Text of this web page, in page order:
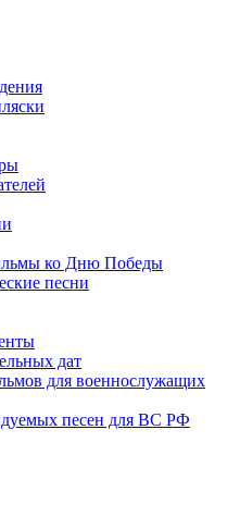
ко Дню Победы
песни
дат
для военнослужащих
песен для ВС РФ